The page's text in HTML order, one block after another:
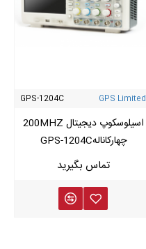
GPS Limited
GPS-1204C
اسیلوسکوپ دیجیتال 200MHZ
چهارکانالهGPS-1204C